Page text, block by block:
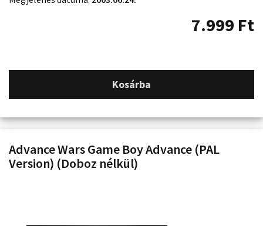
7.999 Ft
Kosárba
Advance Wars Game Boy Advance (PAL
Version) (Doboz nélkül)